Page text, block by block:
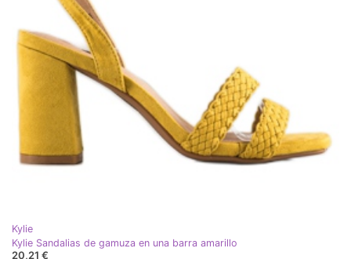
Kylie
Kylie Sandalias de gamuza en una barra amarillo
20,21 €